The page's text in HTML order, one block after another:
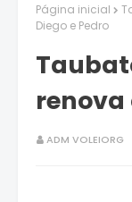
Página inicial
Diego e Pedro
renova
ADM VOLEIORG